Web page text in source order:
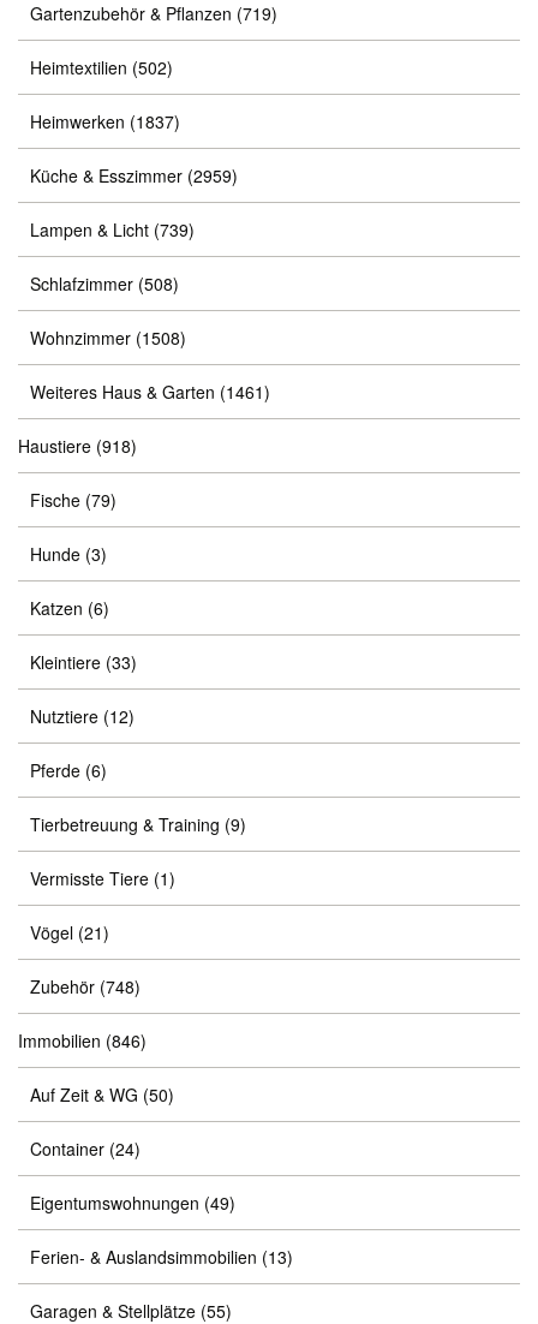
Gartenzubehör & Pflanzen (719)
Heimtextilien (502)
Heimwerken (1837)
Küche & Esszimmer (2959)
Lampen & Licht (739)
Schlafzimmer (508)
Wohnzimmer (1508)
Weiteres Haus & Garten (1461)
Haustiere (918)
Fische (79)
Hunde (3)
Katzen (6)
Kleintiere (33)
Nutztiere (12)
Pferde (6)
Tierbetreuung & Training (9)
Vermisste Tiere (1)
Vögel (21)
Zubehör (748)
Immobilien (846)
Auf Zeit & WG (50)
Container (24)
Eigentumswohnungen (49)
Ferien- & Auslandsimmobilien (13)
Garagen & Stellplätze (55)